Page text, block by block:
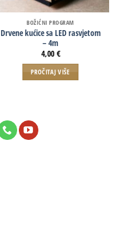
BOŽIĆNI PROGRAM
Drvene kućice sa LED rasvjetom
– 4m
4,00 €
PROČITAJ VIŠE